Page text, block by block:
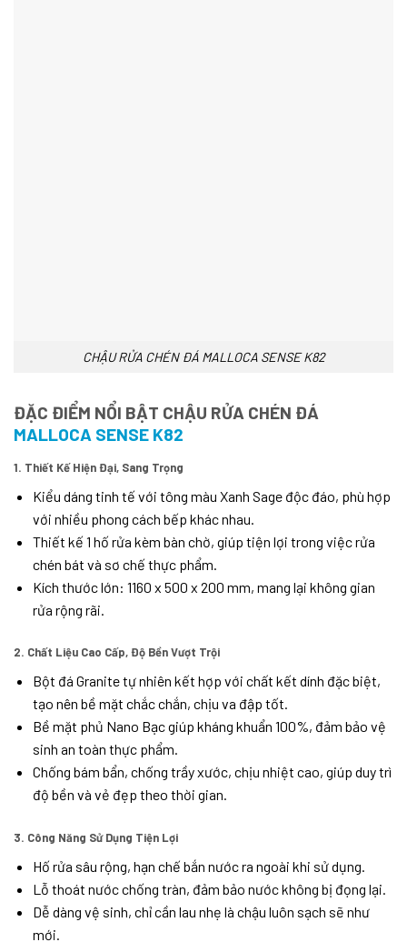
CHẬU RỬA CHÉN ĐÁ MALLOCA SENSE K82
ĐẶC ĐIỂM NỔI BẬT CHẬU RỬA CHÉN ĐÁ
MALLOCA SENSE K82
1. Thiết Kế Hiện Đại, Sang Trọng
Kiểu dáng tinh tế với tông màu Xanh Sage độc đáo, phù hợp
với nhiều phong cách bếp khác nhau.
Thiết kế 1 hố rửa kèm bàn chờ, giúp tiện lợi trong việc rửa
chén bát và sơ chế thực phẩm.
Kích thước lớn: 1160 x 500 x 200 mm, mang lại không gian
rửa rộng rãi.
2. Chất Liệu Cao Cấp, Độ Bền Vượt Trội
Bột đá Granite tự nhiên kết hợp với chất kết dính đặc biệt,
tạo nên bề mặt chắc chắn, chịu va đập tốt.
Bề mặt phủ Nano Bạc giúp kháng khuẩn 100%, đảm bảo vệ
sinh an toàn thực phẩm.
Chống bám bẩn, chống trầy xước, chịu nhiệt cao, giúp duy trì
độ bền và vẻ đẹp theo thời gian.
3. Công Năng Sử Dụng Tiện Lợi
Hố rửa sâu rộng, hạn chế bắn nước ra ngoài khi sử dụng.
Lỗ thoát nước chống tràn, đảm bảo nước không bị đọng lại.
Dễ dàng vệ sinh, chỉ cần lau nhẹ là chậu luôn sạch sẽ như
mới.